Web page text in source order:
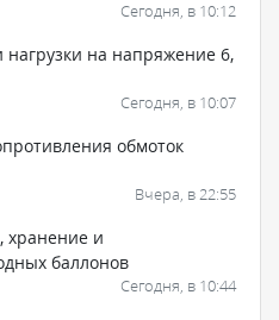
Сегодня, в 10:12
на напряжение 6,
Сегодня, в 10:07
обмоток
Вчера, в 22:55
хранение и
баллонов
Сегодня, в 10:44